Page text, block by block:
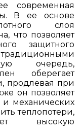
современная
В ее основе
слоя
что позволяет
защитного
очередь,
оберегает
продлевая при
он позволяет
и механических
теплопотери,
высокую